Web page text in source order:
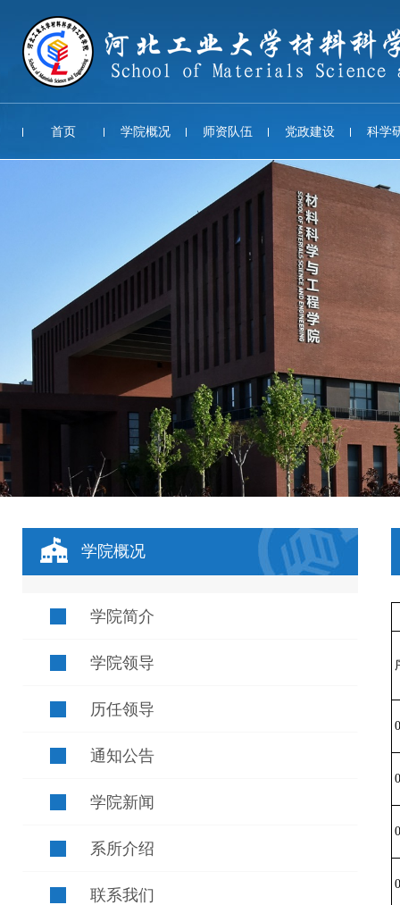
首页 学院概况 师资队伍 党政建设 科学
学院概况
学院简介
学院领导
历任领导
通知公告
学院新闻
系所介绍
联系我们